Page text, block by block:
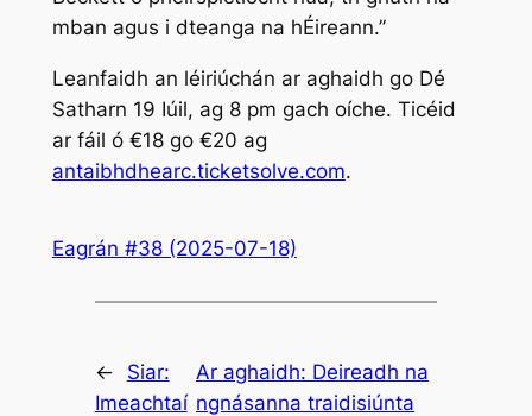
mban agus i dteanga na hÉireann.”
Leanfaidh an léiriúchán ar aghaidh go Dé
Satharn 19 Iúil, ag 8 pm gach oíche. Ticéid
ar fáil ó €18 go €20 ag
antaibhdhearc.ticketsolve.com.
Eagrán #38 (2025-07-18)
←
Siar:
Imeachtaí
Ar aghaidh: Deireadh na
ngnásanna traidisiúnta